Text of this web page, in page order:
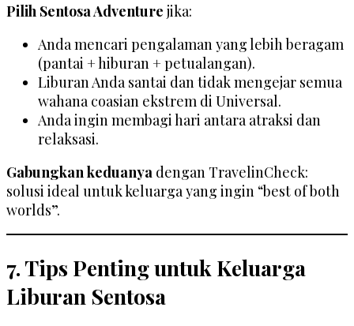
Pilih Sentosa Adventure jika:
Anda mencari pengalaman yang lebih beragam
(pantai + hiburan + petualangan).
Liburan Anda santai dan tidak mengejar semua
wahana coasian ekstrem di Universal.
Anda ingin membagi hari antara atraksi dan
relaksasi.
Gabungkan keduanya dengan TravelinCheck:
solusi ideal untuk keluarga yang ingin “best of both
worlds”.
7. Tips Penting untuk Keluarga
Liburan Sentosa